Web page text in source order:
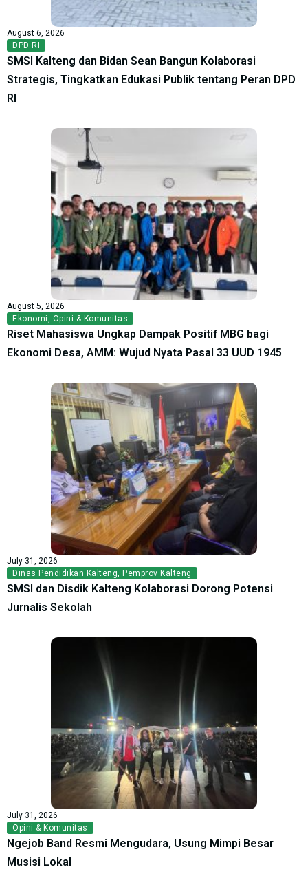
August 6, 2026
DPD RI
SMSI Kalteng dan Bidan Sean Bangun Kolaborasi
Strategis, Tingkatkan Edukasi Publik tentang Peran DPD
RI
August 5, 2026
Ekonomi, Opini & Komunitas
Riset Mahasiswa Ungkap Dampak Positif MBG bagi
Ekonomi Desa, AMM: Wujud Nyata Pasal 33 UUD 1945
July 31, 2026
Dinas Pendidikan Kalteng, Pemprov Kalteng
SMSI dan Disdik Kalteng Kolaborasi Dorong Potensi
Jurnalis Sekolah
July 31, 2026
Opini & Komunitas
Ngejob Band Resmi Mengudara, Usung Mimpi Besar
Musisi Lokal